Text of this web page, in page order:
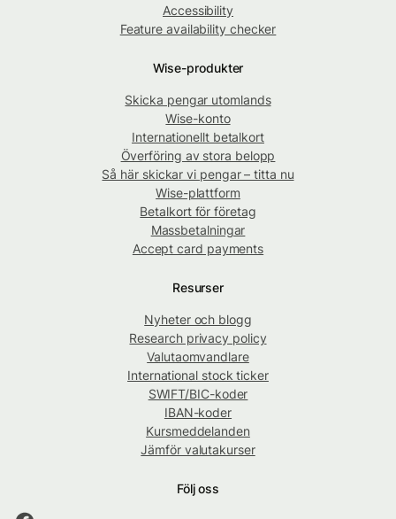
Accessibility
Feature availability checker
Wise-produkter
Skicka pengar utomlands
Wise-konto
Internationellt betalkort
Överföring av stora belopp
Så här skickar vi pengar – titta nu
Wise-plattform
Betalkort för företag
Massbetalningar
Accept card payments
Resurser
Nyheter och blogg
Research privacy policy
Valutaomvandlare
International stock ticker
SWIFT/BIC-koder
IBAN-koder
Kursmeddelanden
Jämför valutakurser
Följ oss